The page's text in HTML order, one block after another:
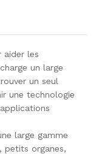
aider les
un large
un seul
une technologie
large gamme
petits organes,